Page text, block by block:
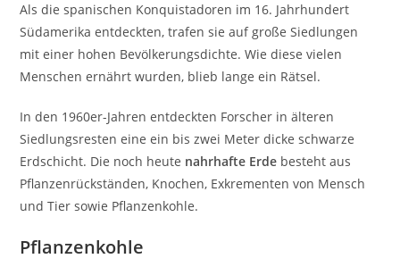
Als die spanischen Konquistadoren im 16. Jahrhundert
Südamerika entdeckten, trafen sie auf große Siedlungen
mit einer hohen Bevölkerungsdichte. Wie diese vielen
Menschen ernährt wurden, blieb lange ein Rätsel.
In den 1960er-Jahren entdeckten Forscher in älteren
Siedlungsresten eine ein bis zwei Meter dicke schwarze
Erdschicht. Die noch heute nahrhafte Erde besteht aus
Pflanzenrückständen, Knochen, Exkrementen von Mensch
und Tier sowie Pflanzenkohle.
Pflanzenkohle